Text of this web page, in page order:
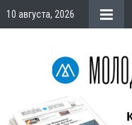
10 августа, 2026